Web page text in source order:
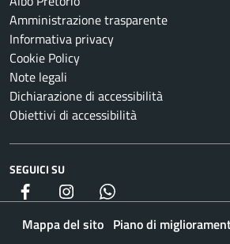
Amministrazione trasparente
Informativa privacy
Cookie Policy
Note legali
Dichiarazione di accessibilità
Obiettivi di accessibilità
SEGUICI SU
Facebook Instagram
Mappa del sito Piano di